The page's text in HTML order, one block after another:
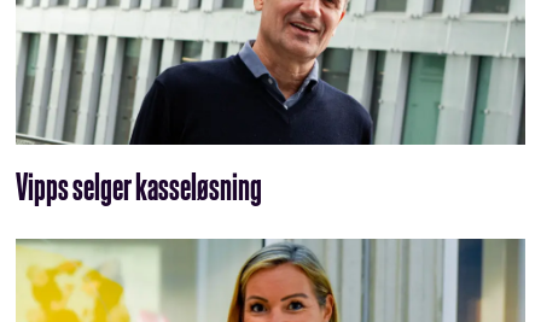
Vipps selger kasseløsning